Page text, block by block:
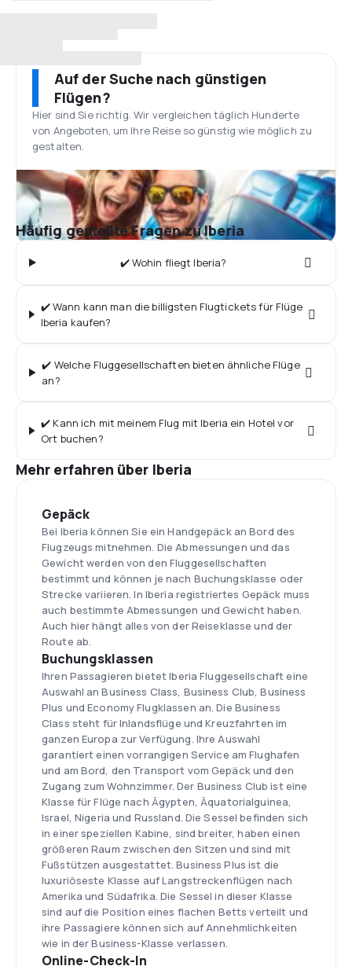
Auf der Suche nach günstigen
Flügen?
Hier sind Sie richtig. Wir vergleichen täglich Hunderte
von Angeboten, um Ihre Reise so günstig wie möglich zu
gestalten.
Häufig gestellte Fragen zu Iberia
✔️ Wohin fliegt Iberia?
✔️ Wann kann man die billigsten Flugtickets für Flüge
Iberia kaufen?
✔️ Welche Fluggesellschaften bieten ähnliche Flüge
an?
✔️ Kann ich mit meinem Flug mit Iberia ein Hotel vor
Ort buchen?
Mehr erfahren über Iberia
Gepäck
Bei Iberia können Sie ein Handgepäck an Bord des
Flugzeugs mitnehmen. Die Abmessungen und das
Gewicht werden von den Fluggesellschaften
bestimmt und können je nach Buchungsklasse oder
Strecke variieren. In Iberia registriertes Gepäck muss
auch bestimmte Abmessungen und Gewicht haben.
Auch hier hängt alles von der Reiseklasse und der
Route ab.
Buchungsklassen
Ihren Passagieren bietet Iberia Fluggesellschaft eine
Auswahl an Business Class, Business Club, Business
Plus und Economy Flugklassen an. Die Business
Class steht für Inlandsflüge und Kreuzfahrten im
ganzen Europa zur Verfügung. Ihre Auswahl
garantiert einen vorrangigen Service am Flughafen
und am Bord, den Transport vom Gepäck und den
Zugang zum Wohnzimmer. Der Business Club ist eine
Klasse für Flüge nach Ägypten, Äquatorialguinea,
Israel, Nigeria und Russland. Die Sessel befinden sich
in einer speziellen Kabine, sind breiter, haben einen
größeren Raum zwischen den Sitzen und sind mit
Fußstützen ausgestattet. Business Plus ist die
luxuriöseste Klasse auf Langstreckenflügen nach
Amerika und Südafrika. Die Sessel in dieser Klasse
sind auf die Position eines flachen Betts verteilt und
ihre Passagiere können sich auf Annehmlichkeiten
wie in der Business-Klasse verlassen.
Online-Check-In